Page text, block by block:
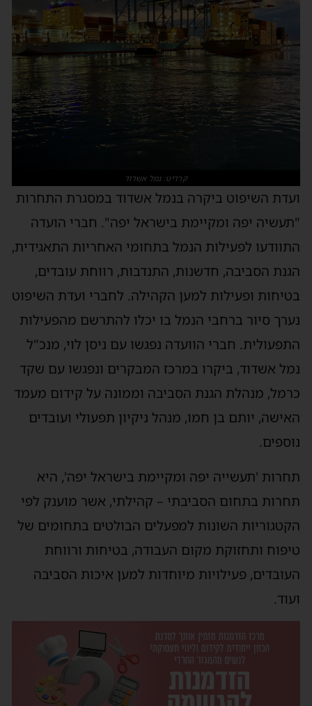
קרדיט: נמל אשדוד
ועדת השיפוט ביקרה בנמל אשדוד במסגרת התחרות
"תעשיה יפה ומקיימת בישראל יפה". חברי הועדה
התוודעו לפעילות הנמל בתחומי האחריות התאגידית,
הגנת הסביבה, חדשנות, התנדבות, רווחת עובדים,
בטיחות ופעילות למען הקהילה. לחברי ועדת השיפוט
נערך סיור ברחבי הנמל בו יכלו להתרשם מהפעילות
התפעולית. חברי הוועדה נפגשו עם ניסן לוי, מנכ"ל
נמל אשדוד, ביקרו במרכז המבקרים ונפגשו עם שקד
כרמל, מנהלת הגנת הסביבה וממונה על קידום מעמד
האישה, יותם בן חמו, מנהל ניקיון תפעולי ועובדים
נוספים.
תחרות 'תעשייה יפה ומקיימת בישראל יפה', היא
תחרות בתחום הסביבתי – קהילתי, אשר מוענק לפי
הקטגוריות השונות למפעלים הבולטים בתחומים של
טיפוח ותחזוקת מקום העבודה, בטיחות ורווחת
העובדים, פעילויות מיוחדות למען איכות הסביבה
ועוד.